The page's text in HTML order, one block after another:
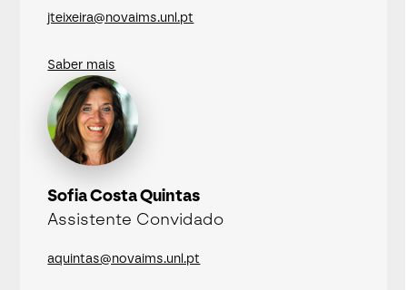
jteixeira@novaims.unl.pt
Saber mais
Sofia Costa Quintas
Assistente Convidado
aquintas@novaims.unl.pt